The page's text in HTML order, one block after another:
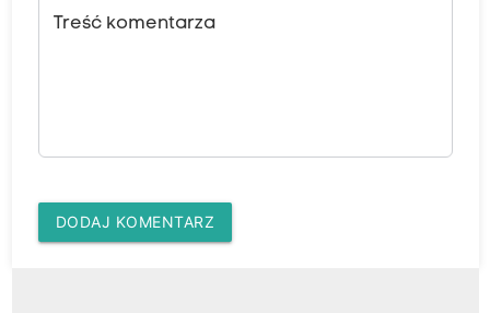
Treść komentarza
DODAJ KOMENTARZ